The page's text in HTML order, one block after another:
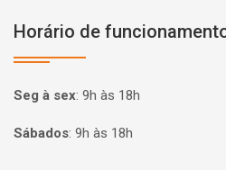
Horário de
Seg à sex: 9h às 18h
Sábados: 9h às 18h